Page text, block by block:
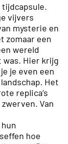
tijdcapsule.
vijvers
mysterie en
zomaar een
wereld
was. Hier krijg
je even een
Het
replica’s
Van
hoe